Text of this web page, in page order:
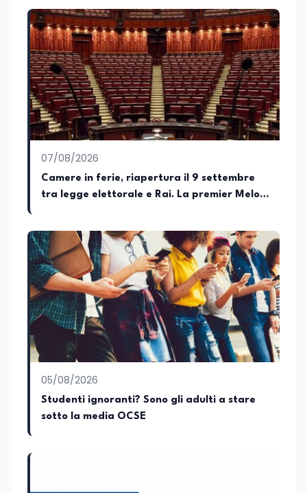
relativa ai temi dell’Istruzione. In
particolare, scrivendo delle attività
istituzionali con un focus sia sulle
iniziative e sui programmi dei Ministeri
dell’Istruzione e del Merito, dell’Università
e della Ricerca e della Cultura che su
quelle delle commissioni parlamentari
della Camera dei deputati e del Senato
della Repubblica. Inoltre, sono
amministratore unico di Italialab srl con
cui curo uffici stampa pubblici e privati e
sviluppo programmi di valorizzazione
culturale e di promozione territoriale. In
passato ho collaborato con testate
nazionali e regionali, in particolare
Rosso al Nero. Ho partecipato al volume
collettivo edito dalla Fondazione
Tatarella e da Giubilei Regnani editore sui
trent’anni dalla fondazione di Alleanza
nazionale. Per tre legislature sono stato
collaboratore parlamentare
occupandomi di legge di bilancio e di
politiche agroalimentari con particolare
riferimento all’export del Made in Italy e
al contrasto dell’Italian sounding,
collaborando con le Camera di
Appassionato di storia, di sociologia e di
costume, spesso racconto all’interno
07/08/2026
Camere in ferie, riapertura il 9 settembre
tra legge elettorale e Rai. La premier Meloni
05/08/2026
Studenti ignoranti? Sono gli adulti a stare
sotto la media OCSE